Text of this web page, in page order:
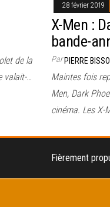
de la
valait-…
28 février 2019
X-Men :
bande-
ParPIERRE
Maintes fois
Men, Dark
cinéma. Les X-
Fièrement